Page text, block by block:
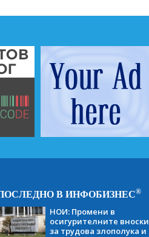
В ИНФОБИЗНЕС®
НОИ: Промени в
осигурителните вноски
за трудова злополука и